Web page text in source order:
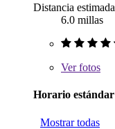
Distancia estimada
6.0 millas
Verfotos
Horario estándar
Mostrar todas